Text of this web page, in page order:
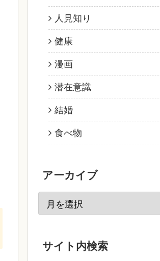
人見知り
健康
漫画
潜在意識
結婚
食べ物
アーカイブ
サイト内検索